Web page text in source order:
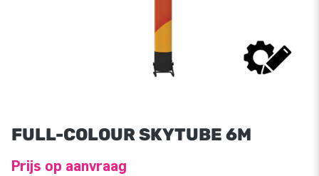
FULL-COLOUR SKYTUBE 6M
Prijs op aanvraag